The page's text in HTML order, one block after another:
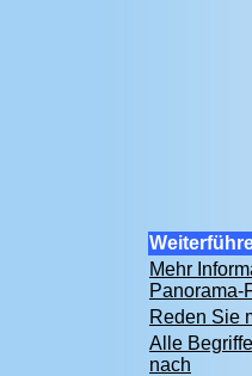
Mehr
Panorama-
Reden Sie
Alle
nach